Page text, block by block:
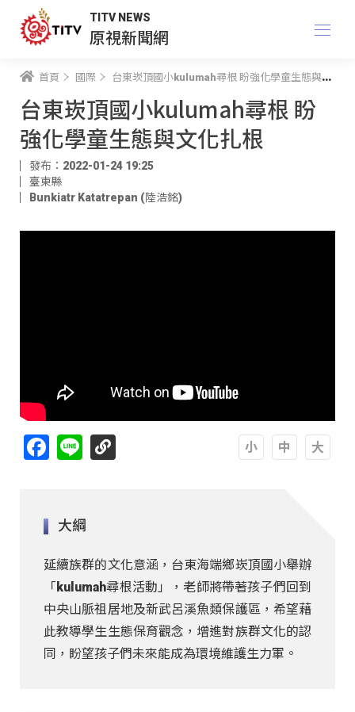
TITV NEWS
原視新聞網
首頁 國際 台東崁頂國小kulumah尋根 盼強化學童生態與文化扎根
台東崁頂國小kulumah尋根 盼
強化學童生態與文化扎根
發布：2022-01-24 19:25
臺東縣
Bunkiatr Katatrepan (陸浩銘)
Facebook
Line
大綱
延續族群的文化意涵，台東海端鄉崁頂國小舉辦
「kulumah尋根活動」，老師將帶著孩子們回到
中央山脈祖居地及新武呂溪魚類保護區，希望藉
此教導學生生態保育觀念，增進對族群文化的認
同，盼望孩子們未來能成為環境維護生力軍。